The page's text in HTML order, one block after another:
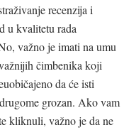
recenzija i
u kvalitetu rada
važno je imati na umu
čimbenika koji
da će isti
grozan. Ako vam
kliknuli, važno je da ne